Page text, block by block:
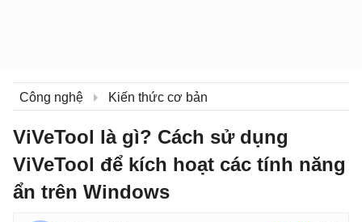
Công nghệ Kiến thức cơ bản
ViVeTool là gì? Cách sử dụng
ViVeTool để kích hoạt các tính năng
ẩn trên Windows